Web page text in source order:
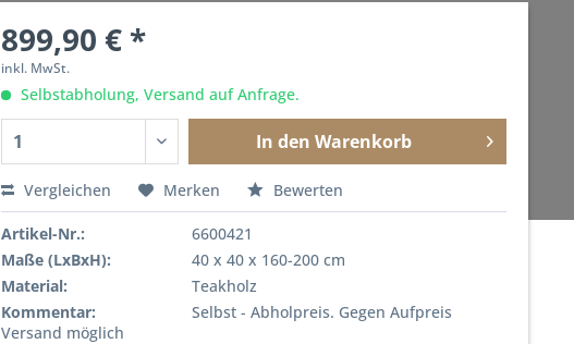
899,90 € *
inkl. MwSt.
Selbstabholung, Versand auf Anfrage.
In den Warenkorb
Vergleichen Merken Bewerten
Artikel-Nr.:
6600421
Maße (LxBxH):
40 x 40 x 160-200 cm
Material:
Teakholz
Kommentar:
Selbst - Abholpreis. Gegen Aufpreis
Versand möglich